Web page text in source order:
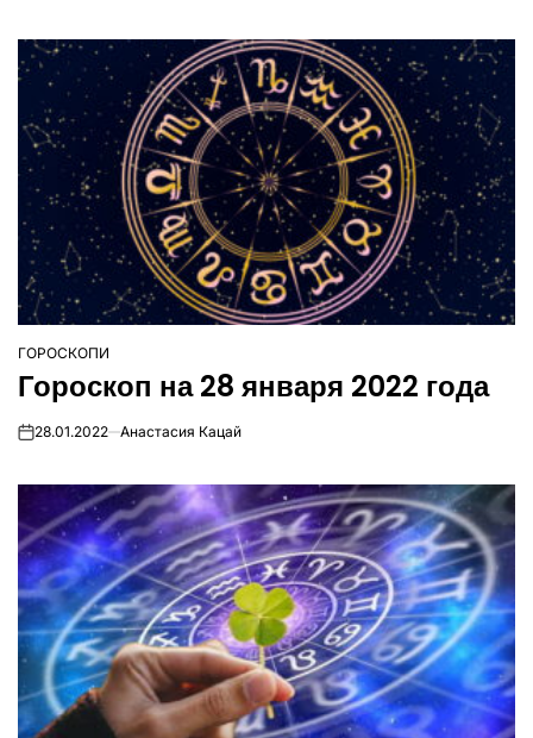
ОПУБЛІКУВАТИ
У
ГОРОСКОПИ
Гороскоп на 28 января 2022 года
on28.01.2022 Анастасия Кацай